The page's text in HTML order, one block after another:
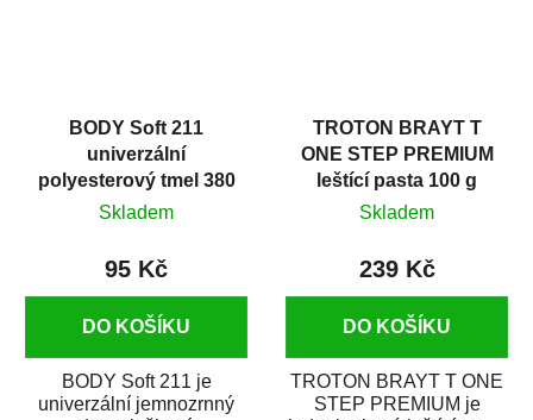
BODY Soft 211
univerzální
polyesterový tmel 380
g
Skladem
95 Kč
DO KOŠÍKU
BODY Soft 211 je
univerzální jemnozrnný
TROTON BRAYT T
ONE STEP PREMIUM
leštící pasta 100 g
Skladem
239 Kč
DO KOŠÍKU
TROTON BRAYT T ONE
STEP PREMIUM je